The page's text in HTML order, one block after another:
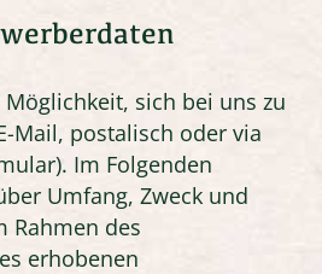
sich bei uns zu
Mail, postalisch oder via
Im Folgenden
Umfang, Zweck und
Rahmen des
erhobenen